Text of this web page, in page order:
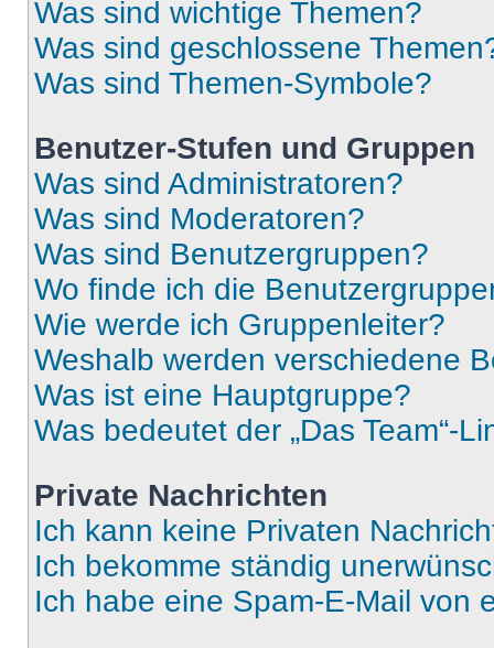
Was sind wichtige Themen?
Was sind geschlossene
Was sind Themen-Symbole?
Benutzer-Stufen und Gruppen
Was sind Administratoren?
Was sind Moderatoren?
Was sind Benutzergruppen?
Wo finde ich die
Wie werde ich Gruppenleiter?
Weshalb werden verschiedene
Was ist eine Hauptgruppe?
Was bedeutet der „Das Team“-
Private Nachrichten
Ich kann keine Privaten
Ich bekomme ständig
Ich habe eine Spam-E-Mail von